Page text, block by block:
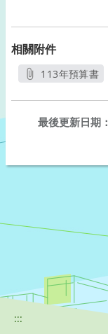
相關附件
113年預算書
最後更新日期：
:::